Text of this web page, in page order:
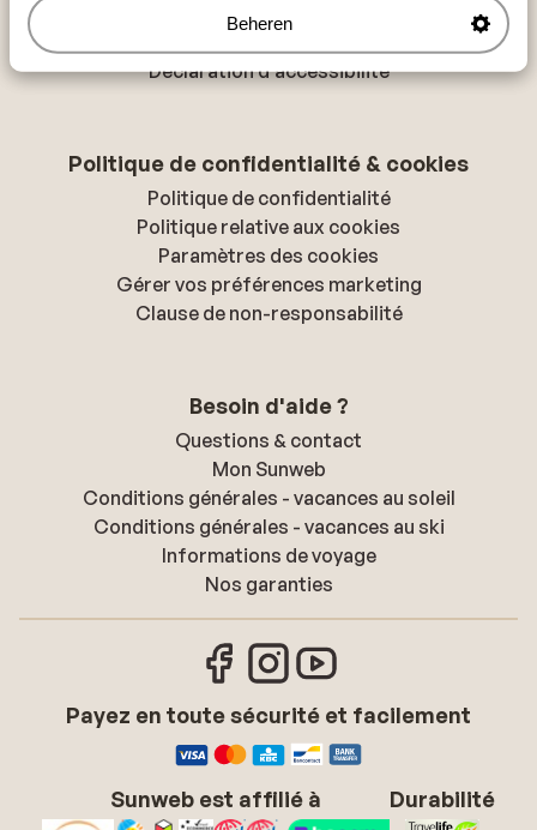
Beheren
Offres d'emploi
Déclaration d'accessibilité
Politique de confidentialité & cookies
Politique de confidentialité
Politique relative aux cookies
Paramètres des cookies
Gérer vos préférences marketing
Clause de non-responsabilité
Besoin d'aide ?
Questions & contact
Mon Sunweb
Conditions générales - vacances au soleil
Conditions générales - vacances au ski
Informations de voyage
Nos garanties
Payez en toute sécurité et facilement
Sunweb est affilié à Durabilité